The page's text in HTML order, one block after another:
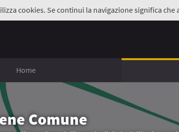
cookies. Se continui la navigazione significa
Home
Comune